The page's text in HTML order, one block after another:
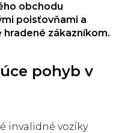
obchodu
poisťovňami a
zákazníkom.
pohyb v
invalidné vozíky